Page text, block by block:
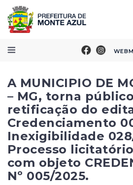
A MUNICIPIO DE
– MG, torna
retificação do
Credenciamento
Inexigibilidade
Processo
com objeto
Nº 005/2025.